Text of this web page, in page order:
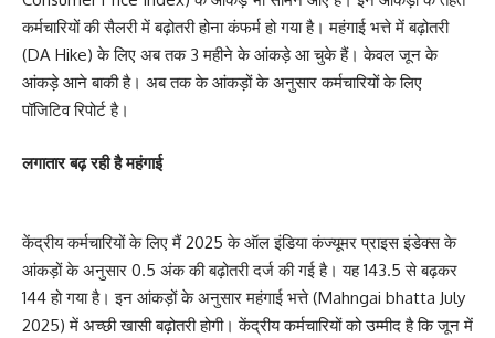
कर्मचारियों की सैलरी में बढ़ोतरी होना कंफर्म हो गया है। महंगाई भत्ते में बढ़ोतरी
(DA Hike) के लिए अब तक 3 महीने के आंकड़े आ चुके हैं। केवल जून के
आंकड़े आने बाकी है। अब तक के आंकड़ों के अनुसार कर्मचारियों के लिए
पॉजिटिव रिपोर्ट है।
लगातार बढ़ रही है महंगाई
केंद्रीय कर्मचारियों के लिए मैं 2025 के ऑल इंडिया कंज्यूमर प्राइस इंडेक्स के
आंकड़ों के अनुसार 0.5 अंक की बढ़ोतरी दर्ज की गई है। यह 143.5 से बढ़कर
144 हो गया है। इन आंकड़ों के अनुसार महंगाई भत्ते (Mahngai bhatta July
2025) में अच्छी खासी बढ़ोतरी होगी। केंद्रीय कर्मचारियों को उम्मीद है कि जून में